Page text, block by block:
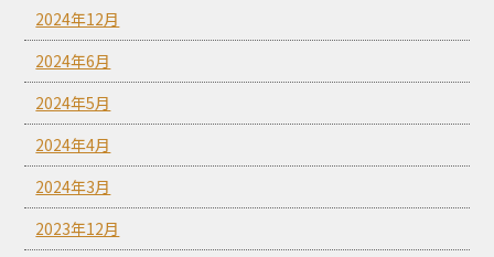
2024年12月
2024年6月
2024年5月
2024年4月
2024年3月
2023年12月